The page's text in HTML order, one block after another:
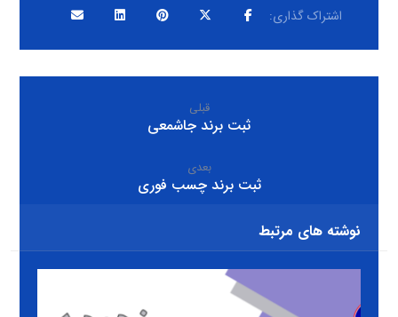
قبلی
ثبت برند جاشمعی
بعدی
ثبت برند چسب فوری
نوشته های مرتبط